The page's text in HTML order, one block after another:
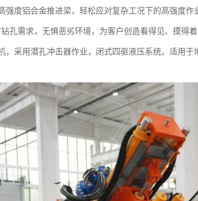
强度铝合金推进梁，轻松应对复杂工况下的高强度作
孔需求，无惧恶劣环境，为客户创造看得见、摸得着
，采用潜孔冲击器作业，闭式四驱液压系统。适用